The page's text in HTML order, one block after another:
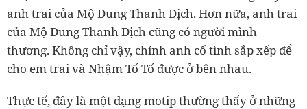
anh trai của Mộ Dung Thanh Dịch. Hơn nữa, anh trai
của Mộ Dung Thanh Dịch cũng có người mình
thương. Không chỉ vậy, chính anh cố tình sắp xếp để
cho em trai và Nhậm Tố Tố được ở bên nhau.
Thực tế, đây là một dạng motip thường thấy ở những